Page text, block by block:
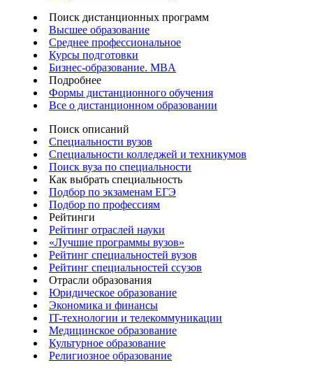
Поиск дистанционных программ
Высшее образование
Среднее профессиональное
Курсы подготовки
Бизнес-образование. MBA
Подробнее
Формы дистанционного обучения
Все о дистанционном образовании
Поиск описаний
Специальности вузов
Специальности колледжей и техникумов
Поиск вуза по специальности
Как выбрать специальность
Подбор по экзаменам ЕГЭ
Подбор по профессиям
Рейтинги
Рейтинг отраслей науки
«Лучшие программы вузов»
Рейтинг специальностей вузов
Рейтинг специальностей ссузов
Отрасли образования
Юридическое образование
Экономика и финансы
IT-технологии и телекоммуникации
Медицинское образование
Культурное образование
Религиозное образование